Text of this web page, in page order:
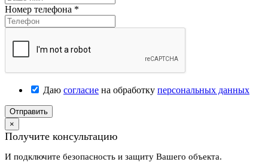
Номер телефона *
Даю согласие на обработку персональных данных
Отправить
×
Получите консультацию
И подключите безопасность и защиту Вашего объекта.